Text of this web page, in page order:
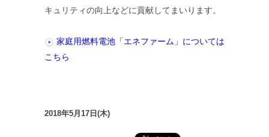
キュリティの向上などに貢献してまいります。
家庭用燃料電池「エネファーム」については
こちら
2018年5月17日(木)